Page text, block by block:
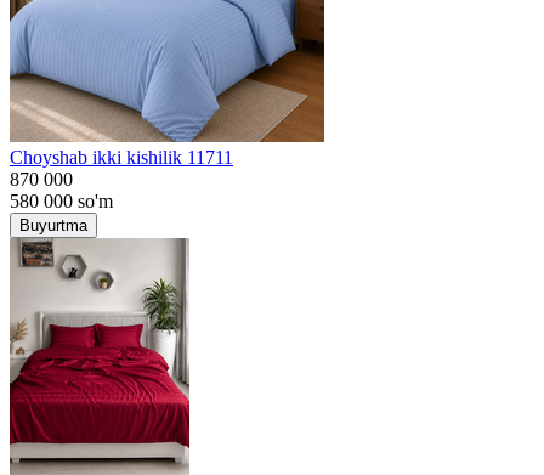
Choyshab ikki kishilik 11711
870 000
580 000 so'm
Buyurtma